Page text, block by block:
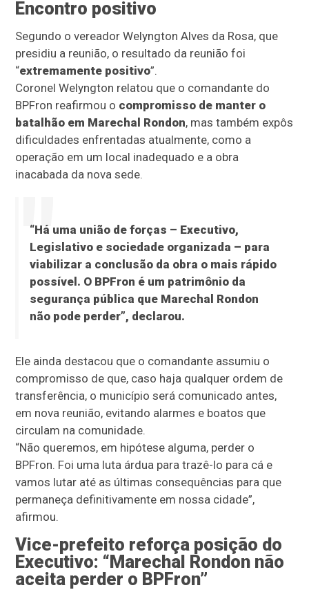
Encontro positivo
Segundo o vereador Welyngton Alves da Rosa, que
presidiu a reunião, o resultado da reunião foi
“extremamente positivo”.
Coronel Welyngton relatou que o comandante do
BPFron reafirmou o compromisso de manter o
batalhão em Marechal Rondon, mas também expôs
dificuldades enfrentadas atualmente, como a
operação em um local inadequado e a obra
inacabada da nova sede.
“Há uma união de forças – Executivo,
Legislativo e sociedade organizada – para
viabilizar a conclusão da obra o mais rápido
possível. O BPFron é um patrimônio da
segurança pública que Marechal Rondon
não pode perder”, declarou.
Ele ainda destacou que o comandante assumiu o
compromisso de que, caso haja qualquer ordem de
transferência, o município será comunicado antes,
em nova reunião, evitando alarmes e boatos que
circulam na comunidade.
“Não queremos, em hipótese alguma, perder o
BPFron. Foi uma luta árdua para trazê-lo para cá e
vamos lutar até as últimas consequências para que
permaneça definitivamente em nossa cidade”,
afirmou.
Vice-prefeito reforça posição do
Executivo: “Marechal Rondon não
aceita perder o BPFron”